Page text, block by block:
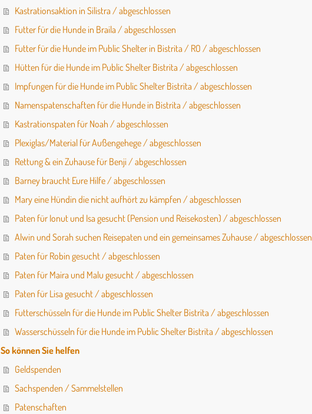
Kastrationsaktion in Silistra / abgeschlossen
Futter für die Hunde in Braila / abgeschlossen
Futter für die Hunde im Public Shelter in Bistrita / RO / abgeschlossen
Hütten für die Hunde im Public Shelter Bistrita / abgeschlossen
Impfungen für die Hunde im Public Shelter Bistrita / abgeschlossen
Namenspatenschaften für die Hunde in Bistrita / abgeschlossen
Kastrationspaten für Noah / abgeschlossen
Plexiglas/Material für Außengehege / abgeschlossen
Rettung & ein Zuhause für Benji / abgeschlossen
Barney braucht Eure Hilfe / abgeschlossen
Mary eine Hündin die nicht aufhört zu kämpfen / abgeschlossen
Paten für Ionut und Isa gesucht (Pension und Reisekosten) / abgeschlossen
Alwin und Sorah suchen Reisepaten und ein gemeinsames Zuhause / abgeschlossen
Paten für Robin gesucht / abgeschlossen
Paten für Maira und Malu gesucht / abgeschlossen
Paten für Lisa gesucht / abgeschlossen
Futterschüsseln für die Hunde im Public Shelter Bistrita / abgeschlossen
Wasserschüsseln für die Hunde im Public Shelter Bistrita / abgeschlossen
So können Sie helfen
Geldspenden
Sachspenden / Sammelstellen
Patenschaften